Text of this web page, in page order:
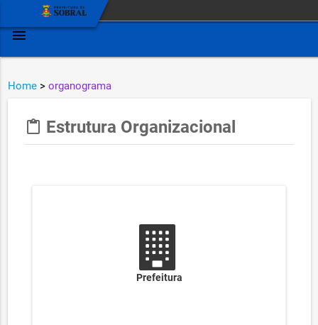
menu
Home > organograma
content_paste Estrutura Organizacional
Prefeitura